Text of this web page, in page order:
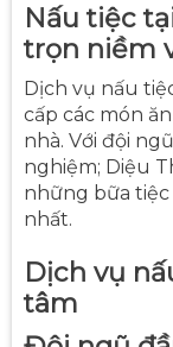
Nấu tiệc
trọn niềm
Dịch vụ nấu
cấp các món
nhà. Với đội
nghiệm; Diệu
những bữa
nhất.
Dịch vụ
tâm